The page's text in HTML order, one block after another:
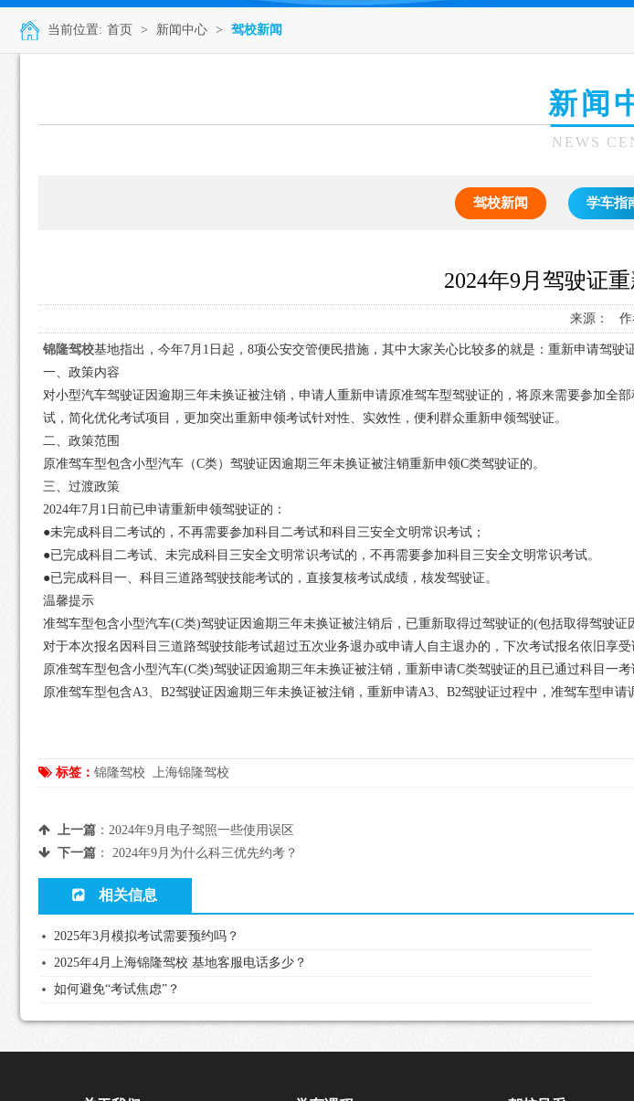
当前位置: 首页 > 新闻中心 > 驾校新闻
新闻
NEWS
驾校新闻 学车指
2024年9月驾驶证
来源： 作
锦隆驾校基地指出，今年7月1日起，8项公安交管便民措施，其中大家关心比较多的就是：重新申请驾驶
一、政策内容
对小型汽车驾驶证因逾期三年未换证被注销，申请人重新申请原准驾车型驾驶证的，将原来需要参加
试，简化优化考试项目，更加突出重新申领考试针对性、实效性，便利群众重新申领驾驶证。
二、政策范围
原准驾车型包含小型汽车（C类）驾驶证因逾期三年未换证被注销重新申领C类驾驶证的。
三、过渡政策
2024年7月1日前已申请重新申领驾驶证的：
●未完成科目二考试的，不再需要参加科目二考试和科目三安全文明常识考试；
●已完成科目二考试、未完成科目三安全文明常识考试的，不再需要参加科目三安全文明常识考试。
●已完成科目一、科目三道路驾驶技能考试的，直接复核考试成绩，核发驾驶证。
温馨提示
准驾车型包含小型汽车(C类)驾驶证因逾期三年未换证被注销后，已重新取得过驾驶证的(包括取得驾驶
对于本次报名因科目三道路驾驶技能考试超过五次业务退办或申请人自主退办的，下次考试报名依旧享受
原准驾车型包含小型汽车(C类)驾驶证因逾期三年未换证被注销，重新申请C类驾驶证的且已通过科目一
原准驾车型包含A3、B2驾驶证因逾期三年未换证被注销，重新申请A3、B2驾驶证过程中，准驾车型申
标签： 锦隆驾校 上海锦隆驾校
上一篇： 2024年9月电子驾照一些使用误区
下一篇： 2024年9月为什么科三优先约考？
相关信息
2025年3月模拟考试需要预约吗？
2025年4月上海锦隆驾校 基地客服电话多少？
如何避免“考试焦虑”？